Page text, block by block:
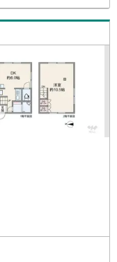
）」ボタンよりご希望
ズにご案内が可能で
】（1）住宅ローンに
（2）施工実績多数の
3）定休日なし！